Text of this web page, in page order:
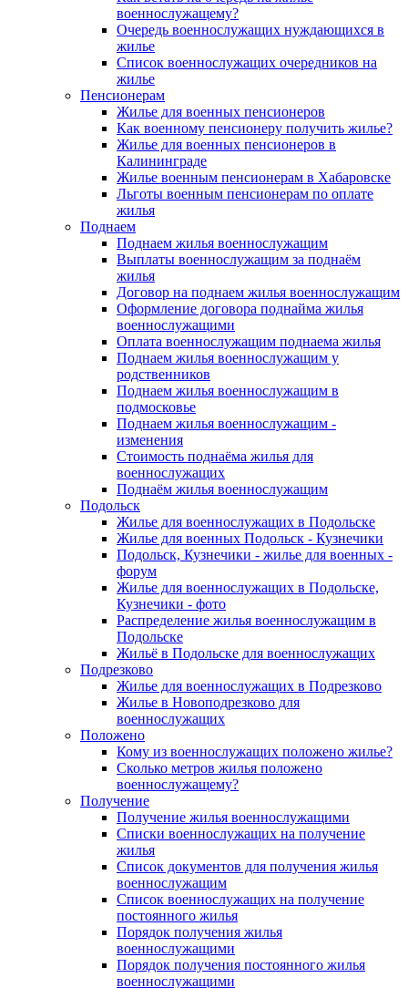
военнослужащему?
Очередь военнослужащих нуждающихся в
жилье
Список военнослужащих очередников на
жилье
Пенсионерам
Жилье для военных пенсионеров
Как военному пенсионеру получить жилье?
Жилье для военных пенсионеров в
Калининграде
Жилье военным пенсионерам в Хабаровске
Льготы военным пенсионерам по оплате
жилья
Поднаем
Поднаем жилья военнослужащим
Выплаты военнослужащим за поднаём
жилья
Договор на поднаем жилья военнослужащим
Оформление договора поднайма жилья
военнослужащими
Оплата военнослужащим поднаема жилья
Поднаем жилья военнослужащим у
родственников
Поднаем жилья военнослужащим в
подмосковье
Поднаем жилья военнослужащим -
изменения
Стоимость поднаёма жилья для
военнослужащих
Поднаём жилья военнослужащим
Подольск
Жилье для военнослужащих в Подольске
Жилье для военных Подольск - Кузнечики
Подольск, Кузнечики - жилье для военных -
форум
Жилье для военнослужащих в Подольске,
Кузнечики - фото
Распределение жилья военнослужащим в
Подольске
Жильё в Подольске для военнослужащих
Подрезково
Жилье для военнослужащих в Подрезково
Жилье в Новоподрезково для
военнослужащих
Положено
Кому из военнослужащих положено жилье?
Сколько метров жилья положено
военнослужащему?
Получение
Получение жилья военнослужащими
Списки военнослужащих на получение
жилья
Список документов для получения жилья
военнослужащим
Список военнослужащих на получение
постоянного жилья
Порядок получения жилья
военнослужащими
Порядок получения постоянного жилья
военнослужащими